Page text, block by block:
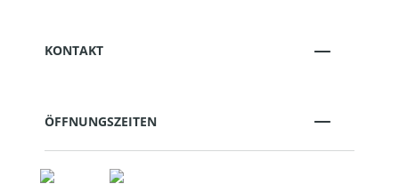
KONTAKT
ÖFFNUNGSZEITEN